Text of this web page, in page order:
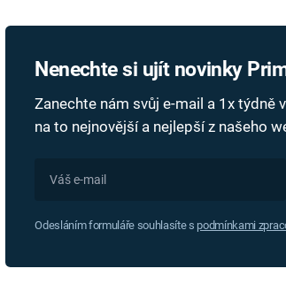
Nenechte si ujít novinky
Zanechte nám svůj e-mail a 1x týdně
na to nejnovější a nejlepší z našeho
Odesláním formuláře souhlasíte s podmínkami